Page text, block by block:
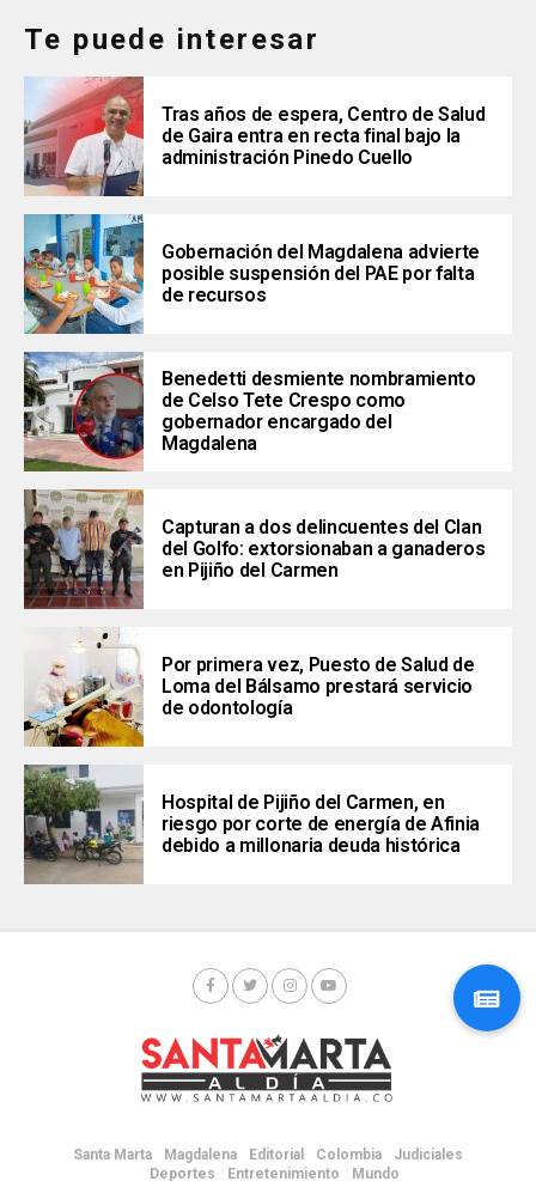
Te puede interesar
Tras años de espera, Centro de Salud
de Gaira entra en recta final bajo la
administración Pinedo Cuello
Gobernación del Magdalena advierte
posible suspensión del PAE por falta
de recursos
Benedetti desmiente nombramiento
de Celso Tete Crespo como
gobernador encargado del
Magdalena
Capturan a dos delincuentes del Clan
del Golfo: extorsionaban a ganaderos
en Pijiño del Carmen
Por primera vez, Puesto de Salud de
Loma del Bálsamo prestará servicio
de odontología
Hospital de Pijiño del Carmen, en
riesgo por corte de energía de Afinia
debido a millonaria deuda histórica
Santa Marta Magdalena Editorial Colombia
Judiciales
Deportes
Entretenimiento Mundo